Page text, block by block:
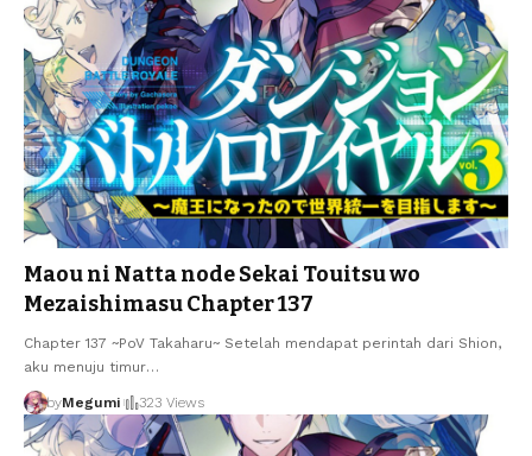
Maou ni Natta node Sekai Touitsu wo
Mezaishimasu Chapter 137
Chapter 137 ~PoV Takaharu~ Setelah mendapat perintah dari Shion,
aku menuju timur…
byMegumi 323 Views